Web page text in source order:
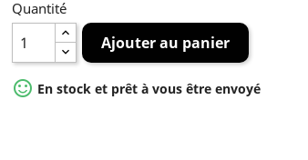
Quantité
Ajouter au panier
 En stock et prêt à vous être envoyé